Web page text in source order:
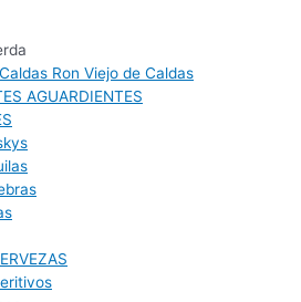
Ron Viejo de Caldas
AGUARDIENTES